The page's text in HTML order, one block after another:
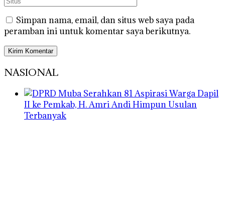
Simpan nama, email, dan situs web saya pada
peramban ini untuk komentar saya berikutnya.
NASIONAL